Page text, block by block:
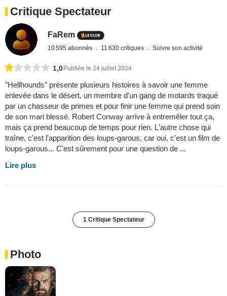
Critique Spectateur
FaRem
10 595 abonnés 11 630 critiques Suivre son activité
1,0 Publiée le 24 juillet 2024
"Hellhounds" présente plusieurs histoires à savoir une femme
enlevée dans le désert, un membre d'un gang de motards traqué
par un chasseur de primes et pour finir une femme qui prend soin
de son mari blessé. Robert Conway arrive à entremêler tout ça,
mais ça prend beaucoup de temps pour rien. L'autre chose qui
traîne, c'est l'apparition des loups-garous, car oui, c'est un film de
loups-garous... C'est sûrement pour une question de ...
Lire plus
1 Critique Spectateur
Photo